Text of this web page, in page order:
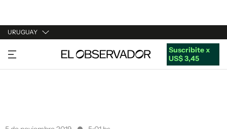
URUGUAY
URUGUAY
ARGENTINA
Suscribite x
US$ 3,45